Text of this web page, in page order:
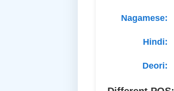
Nagamese:
Hindi:
Deori: